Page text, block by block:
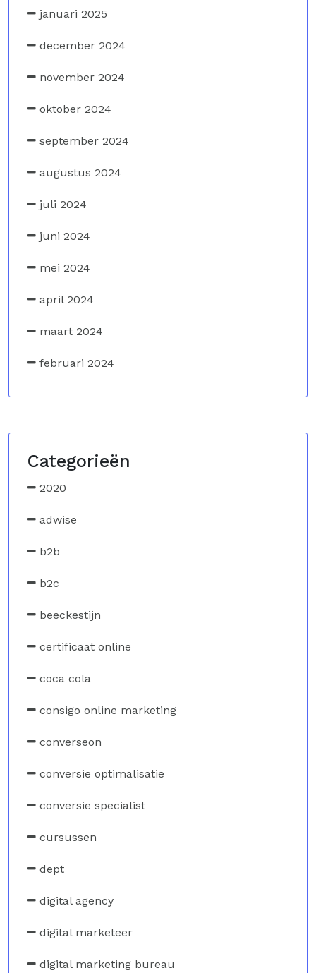
januari 2025
december 2024
november 2024
oktober 2024
september 2024
augustus 2024
juli 2024
juni 2024
mei 2024
april 2024
maart 2024
februari 2024
Categorieën
2020
adwise
b2b
b2c
beeckestijn
certificaat online
coca cola
consigo online marketing
converseon
conversie optimalisatie
conversie specialist
cursussen
dept
digital agency
digital marketeer
digital marketing bureau